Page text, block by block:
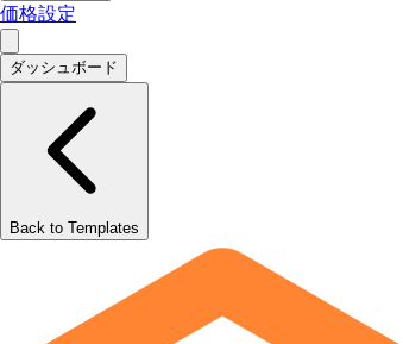
価格設定
ダッシュボード
Back to Templates